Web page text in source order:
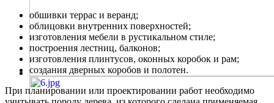
обшивки террас и веранд;
облицовки внутренних поверхностей;
изготовления мебели в рустикальном стиле;
построения лестниц, балконов;
изготовления плинтусов, оконных коробок и рам;
создания дверных коробов и полотен.
При планировании или проектировании работ необходимо